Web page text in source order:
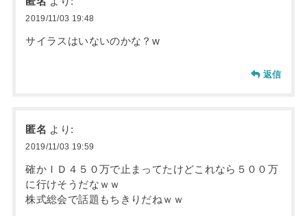
2019/11/03 19:48
サイラスはいないのかな？w
返信
匿名 より:
2019/11/03 19:59
確かＩＤ４５０万で止まってたけどこれなら５００万
に行けそうだなｗｗ
株式総会で話題もちきりだねｗｗ